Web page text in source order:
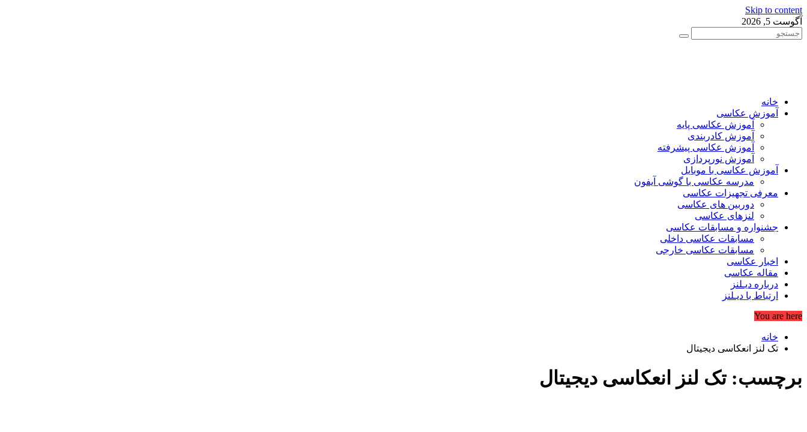
Skip to content
آگوست 5, 2026
خانه
آموزش عکاسی
آموزش عکاسی پایه
آموزش کادربندی
آموزش عکاسی پیشرفته
آموزش نورپردازی
آموزش عکاسی با موبایل
مدرسه عکاسی با گوشی آیفون
معرفی تجهیزات عکاسی
دوربین های عکاسی
لنزهای عکاسی
جشنواره و مسابقات عکاسی
مسابقات عکاسی داخلی
مسابقات عکاسی خارجی
اخبار عکاسی
مقاله عکاسی
درباره دیـلنز
ارتباط با دیـلنز
You are here
خانه
تک لنز انعکاسی دیجیتال
برچسب:تک لنز انعکاسی دیجیتال